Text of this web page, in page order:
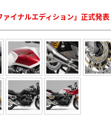
イナルエディション」正式発表